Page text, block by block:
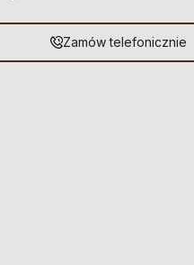
Zamów telefonicznie